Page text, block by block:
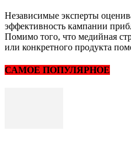
Независимые эксперты
эффективность кампании
Помимо того, что медийная
или конкретного продукта
САМОЕ ПОПУЛЯРНОЕ